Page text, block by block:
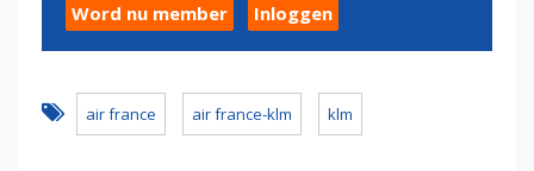
Word nu member Inloggen
air france air france-klm klm